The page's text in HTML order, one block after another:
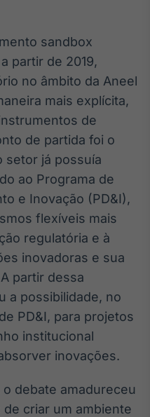
sandbox
partir de 2019,
no âmbito da Aneel
mais explícita,
de
de partida foi o
setor já possuía
ao Programa de
e Inovação (PD&I),
flexíveis mais
regulatória e à
inovadoras e sua
partir dessa
a possibilidade, no
PD&I, para projetos
institucional
inovações.
debate amadureceu
criar um ambiente